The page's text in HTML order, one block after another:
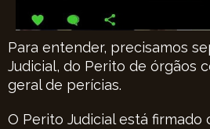
Para entender, precisamos
Judicial, do Perito de órgãos
geral de perícias.
O Perito Judicial está firmado